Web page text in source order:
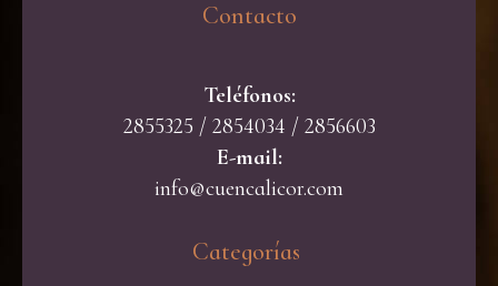
Contacto​
Teléfonos:
2855325 / 2854034 / 2856603
E-mail:
info@cuencalicor.com
Categorías ​